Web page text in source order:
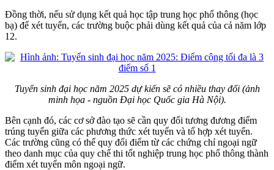
Đồng thời, nếu sử dụng kết quả học tập trung học phổ thông (học
bạ) để xét tuyển, các trường buộc phải dùng kết quả của cả năm lớp
12.
Tuyển sinh đại học năm 2025 dự kiến sẽ có nhiều thay đổi (ảnh
minh họa - nguồn Đại học Quốc gia Hà Nội).
Bên cạnh đó, các cơ sở đào tạo sẽ cần quy đổi tương đương điểm
trúng tuyển giữa các phương thức xét tuyển và tổ hợp xét tuyển.
Các trường cũng có thể quy đổi điểm từ các chứng chỉ ngoại ngữ
theo danh mục của quy chế thi tốt nghiệp trung học phổ thông thành
điểm xét tuyển môn ngoại ngữ.